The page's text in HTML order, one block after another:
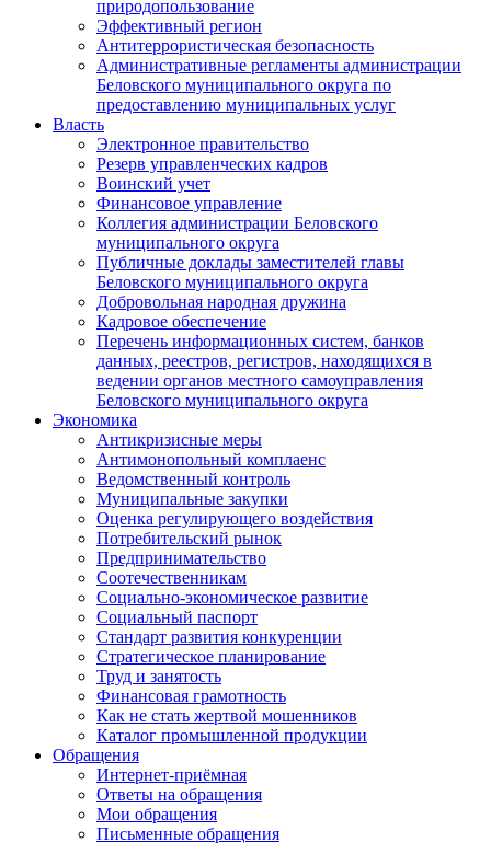
природопользование
Эффективный регион
Антитеррористическая безопасность
Административные регламенты администрации
Беловского муниципального округа по
предоставлению муниципальных услуг
Власть
Электронное правительство
Резерв управленческих кадров
Воинский учет
Финансовое управление
Коллегия администрации Беловского
муниципального округа
Публичные доклады заместителей главы
Беловского муниципального округа
Добровольная народная дружина
Кадровое обеспечение
Перечень информационных систем, банков
данных, реестров, регистров, находящихся в
ведении органов местного самоуправления
Беловского муниципального округа
Экономика
Антикризисные меры
Антимонопольный комплаенс
Ведомственный контроль
Муниципальные закупки
Оценка регулирующего воздействия
Потребительский рынок
Предпринимательство
Соотечественникам
Социально-экономическое развитие
Социальный паспорт
Стандарт развития конкуренции
Стратегическое планирование
Труд и занятость
Финансовая грамотность
Как не стать жертвой мошенников
Каталог промышленной продукции
Обращения
Интернет-приёмная
Ответы на обращения
Мои обращения
Письменные обращения